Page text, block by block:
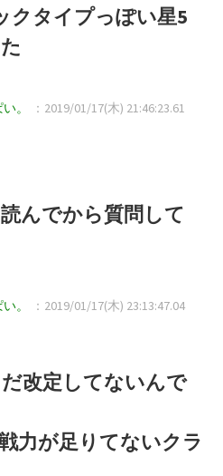
クタイプっぽい星5
。
：2019/01/17(木) 21:46:23.61
んでから質問して
。
：2019/01/17(木) 23:13:47.04
改定してないんで
力が足りてないクラ